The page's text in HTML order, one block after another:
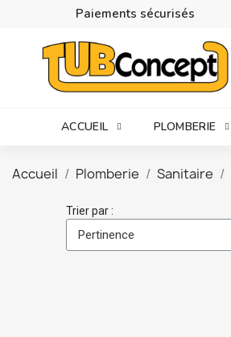
Paiements sécurisés
ACCUEIL PLOMBERIE
Accueil Plomberie Sanitaire
Trier par :